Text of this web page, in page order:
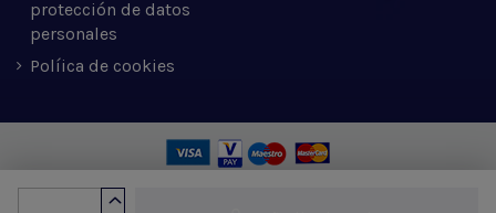
protección de datos
personales
Políica de cookies
Zulu Tactical S.L. © 2022 | Desarrollado por Expertic